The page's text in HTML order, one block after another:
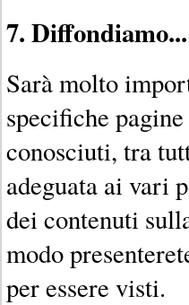
7.
Sarà molto
specifiche
conosciuti, tra
adeguata ai vari
dei contenuti
modo
per essere visti.